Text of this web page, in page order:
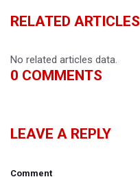
RELATED ARTICLES
No related articles data.
0 COMMENTS
LEAVE A REPLY
Comment